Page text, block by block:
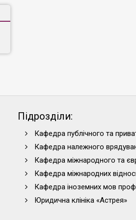
Підрозділи:
Кафедра публічного та
Кафедра належного
Кафедра міжнародного та
Кафедра міжнародних
Кафедра іноземних мов
Юридична клініка «Астрея»